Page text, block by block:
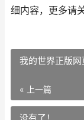
细内容，更多请
我的世界正版
« 上一篇